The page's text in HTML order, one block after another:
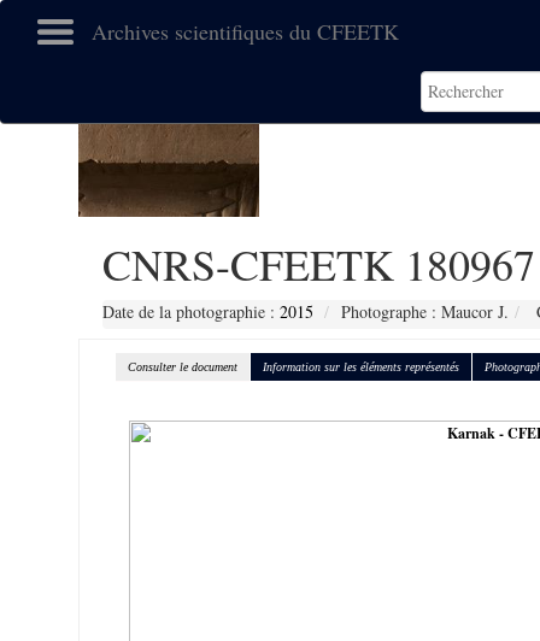
Archives scientifiques du CFEETK
CNRS-CFEETK 180967
Date de la photographie : 2015 Photographe : Maucor J.
Consulter le document Information sur les éléments représentés